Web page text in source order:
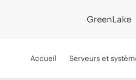
GreenLake
Accueil Serveurs et